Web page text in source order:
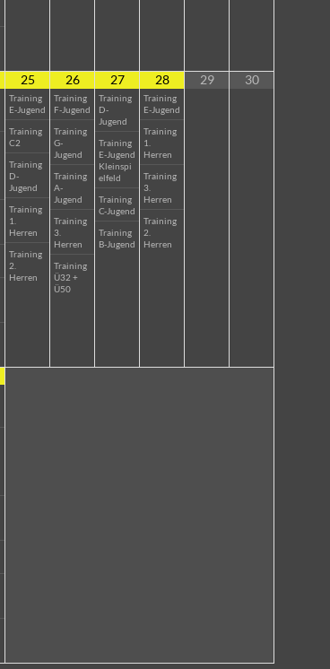
25
Training
E-Jugend
Training
C2
Training
D-
Jugend
Training
1.
Herren
Training
2.
Herren
26
Training
F-Jugend
Training
G-
Jugend
Training
A-
Jugend
Training
3.
Herren
Training
Ü32 +
Ü50
27
Training
D-
Jugend
Training
E-Jugend
Kleinspi
elfeld
Training
C-Jugend
Training
B-Jugend
28
Training
E-Jugend
Training
1.
Herren
Training
3.
Herren
Training
2.
Herren
29 30